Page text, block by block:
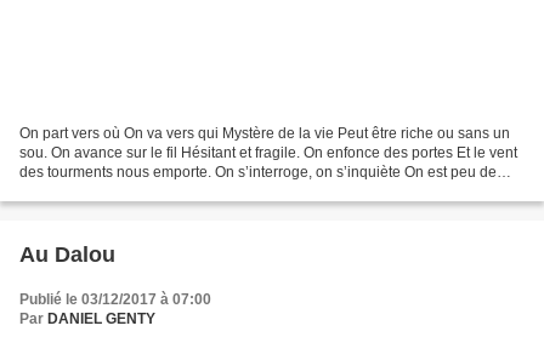
On part vers où On va vers qui Mystère de la vie Peut être riche ou sans un
sou. On avance sur le fil Hésitant et fragile. On enfonce des portes Et le vent
des tourments nous emporte. On s’interroge, on s’inquiète On est peu de
Au Dalou
Publié le 03/12/2017 à 07:00
Par DANIEL GENTY